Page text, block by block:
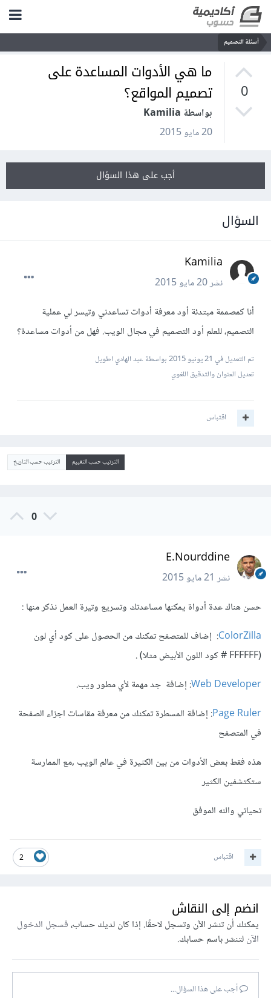
أسئلة التصميم
0
ما هي الأدوات المساعدة على
تصميم المواقع؟
بواسطة Kamilia
20 مايو 2015
أجب على هذا السؤال
السؤال
Kamilia
نشر20 مايو 2015
أنا كمصممة مبتدئة أود معرفة أدوات تساعدني وتيسر لي عملية
التصميم، للعلم أود التصميم في مجال الويب. فهل من أدوات مساعدة؟
تم التعديل في 21 يونيو 2015
بواسطة عبد الهادي اطويل
تعديل العنوان والتدقيق اللغوي
اقتباس
الترتيب حسب التقييم الترتيب حسب التاريخ
0
E.Nourddine
نشر21 مايو 2015
حسن هناك عدة أدواة يمكنها مساعدتك وتسريع وتيرة العمل نذكر منها :
ColorZilla: إضاف للمتصفح تمكنك من الحصول على كود أي لون
Web Developer: إضافة جد مهمة لأي مطور ويب.
Page Ruler: إضافة المسطرة تمكنك من معرفة مقاسات اجزاء الصفحة
في المتصفح
هذه فقط بعض الأدوات من بين الكثيرة في عالم الويب ,مع الممارسة
ستكتشفين الكثير
تحياتي والله الموفق
2 اقتباس
انضم إلى النقاش
يمكنك أن تنشر الآن وتسجل لاحقًا. إذا كان لديك حساب،فسجل الدخول
الآنلتنشر باسم حسابك.
أجب على هذا السؤال...